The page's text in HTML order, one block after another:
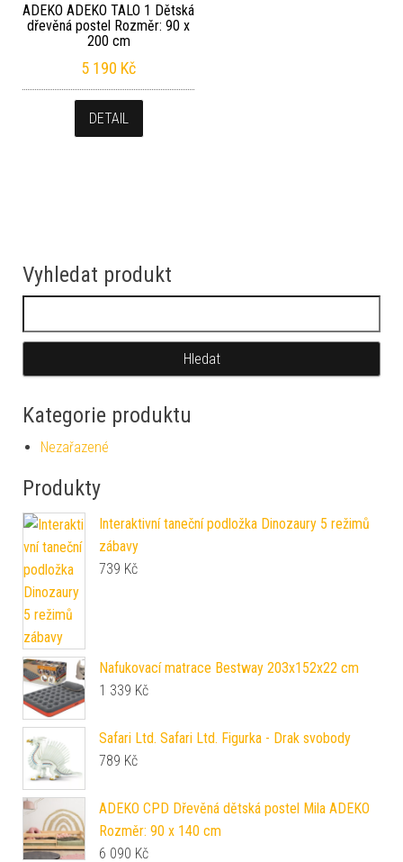
ADEKO ADEKO TALO 1 Dětská
dřevěná postel Rozměr: 90 x
200 cm
5 190 Kč
DETAIL
Vyhledat produkt
Kategorie produktu
Nezařazené
Produkty
Interaktivní taneční podložka Dinozaury 5 režimů
zábavy
739 Kč
Nafukovací matrace Bestway 203x152x22 cm
1 339 Kč
Safari Ltd. Safari Ltd. Figurka - Drak svobody
789 Kč
ADEKO CPD Dřevěná dětská postel Mila ADEKO
Rozměr: 90 x 140 cm
6 090 Kč